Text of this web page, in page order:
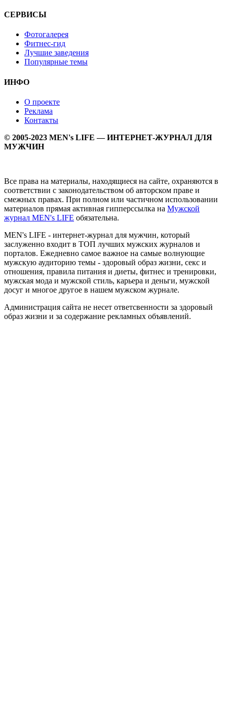
СЕРВИСЫ
Фотогалерея
Фитнес-гид
Лучшие заведения
Популярные темы
ИНФО
О проекте
Реклама
Контакты
© 2005-2023 MEN's LIFE — ИНТЕРНЕТ-ЖУРНАЛ ДЛЯ
МУЖЧИН
Все права на материалы, находящиеся на сайте, охраняются в
соответствии с законодательством об авторском праве и
смежных правах. При полном или частичном использовании
материалов прямая активная гипперссылка на Мужской
журнал MEN's LIFE обязательна.
MEN's LIFE - интернет-журнал для мужчин, который
заслуженно входит в ТОП лучших мужских журналов и
порталов. Ежедневно самое важное на самые волнующие
мужскую аудиторию темы - здоровый образ жизни, секс и
отношения, правила питания и диеты, фитнес и тренировки,
мужская мода и мужской стиль, карьера и деньги, мужской
досуг и многое другое в нашем мужском журнале.
Администрация сайта не несет ответсвенности за здоровый
образ жизни и за содержание рекламных объявлений.